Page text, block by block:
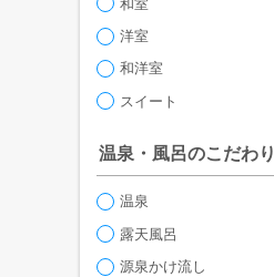
和室
洋室
和洋室
スイート
温泉・風呂のこだわり
温泉
露天風呂
源泉かけ流し